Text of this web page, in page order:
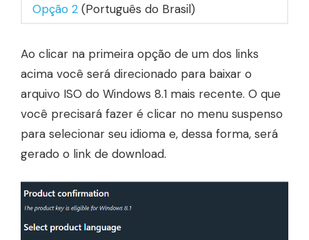
Opção 2 (Português do Brasil)
Ao clicar na primeira opção de um dos links
acima você será direcionado para baixar o
arquivo ISO do Windows 8.1 mais recente. O que
você precisará fazer é clicar no menu suspenso
para selecionar seu idioma e, dessa forma, será
gerado o link de download.